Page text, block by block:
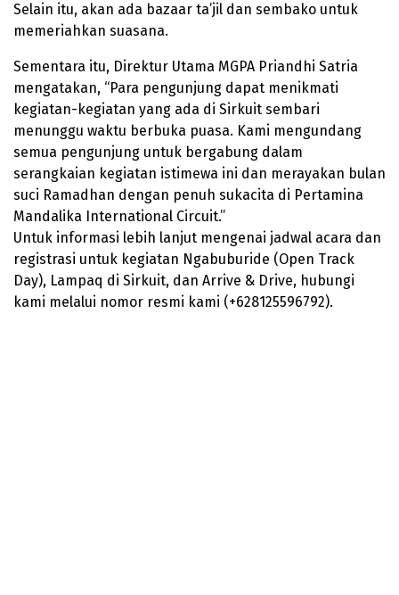
Selain itu, akan ada bazaar ta’jil dan sembako untuk
memeriahkan suasana.
Sementara itu, Direktur Utama MGPA Priandhi Satria
mengatakan, “Para pengunjung dapat menikmati
kegiatan-kegiatan yang ada di Sirkuit sembari
menunggu waktu berbuka puasa. Kami mengundang
semua pengunjung untuk bergabung dalam
serangkaian kegiatan istimewa ini dan merayakan bulan
suci Ramadhan dengan penuh sukacita di Pertamina
Mandalika International Circuit.”
Untuk informasi lebih lanjut mengenai jadwal acara dan
registrasi untuk kegiatan Ngabuburide (Open Track
Day), Lampaq di Sirkuit, dan Arrive & Drive, hubungi
kami melalui nomor resmi kami (+628125596792).